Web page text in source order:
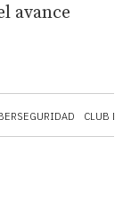
CLUB
avance